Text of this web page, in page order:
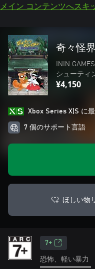
メイン コンテンツへスキ
奇々怪
ININ GAMES
シューティ
¥4,150
Xbox Series X|S に
7 個のサポート言語
ほしい物
7+
恐怖、軽い暴力